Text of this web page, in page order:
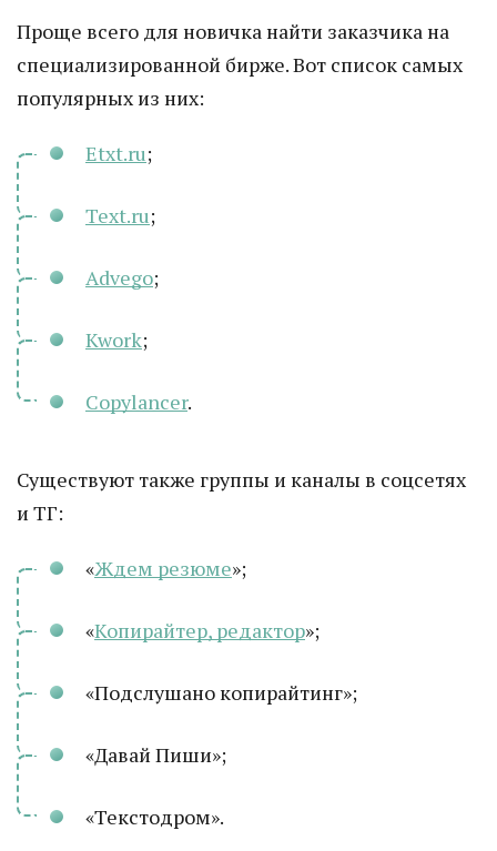
Проще всего для новичка найти заказчика на
специализированной бирже. Вот список самых
популярных из них:
Etxt.ru;
Text.ru;
Advego;
Kwork;
Copylancer.
Существуют также группы и каналы в соцсетях
и ТГ:
«Ждем резюме»;
«Копирайтер, редактор»;
«Подслушано копирайтинг»;
«Давай Пиши»;
«Текстодром».